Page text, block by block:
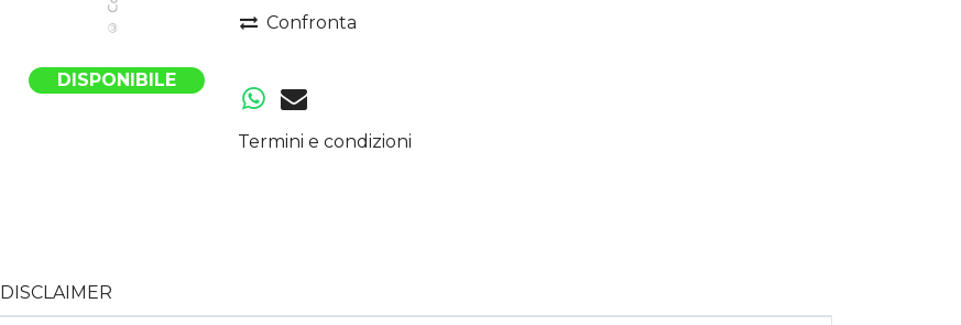
DISPONIBILE
Confronta
Termini e condizioni
DISCLAIMER